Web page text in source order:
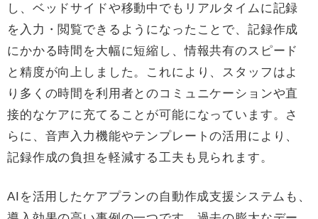
し、ベッドサイドや移動中でもリアルタイムに記録
を入力・閲覧できるようになったことで、記録作成
にかかる時間を大幅に短縮し、情報共有のスピード
と精度が向上しました。これにより、スタッフはよ
り多くの時間を利用者とのコミュニケーションや直
接的なケアに充てることが可能になっています。さ
らに、音声入力機能やテンプレートの活用により、
記録作成の負担を軽減する工夫も見られます。
AIを活用したケアプランの自動作成支援システムも、